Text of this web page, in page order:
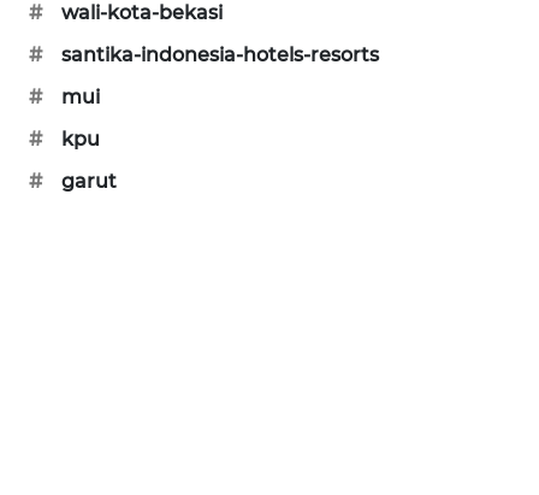
#
wali-kota-bekasi
#
santika-indonesia-hotels-resorts
#
mui
#
kpu
#
garut
ANUGERAH
NEWS
AKHLAK
ID